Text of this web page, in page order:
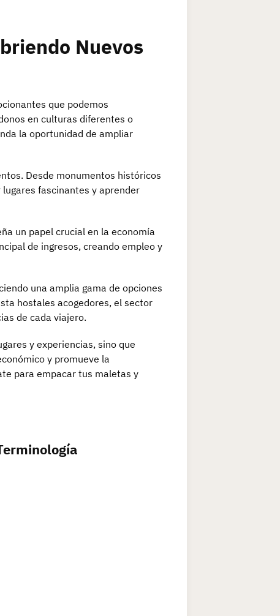
Nuevos
que podemos
en culturas diferentes o
la oportunidad de ampliar
Desde monumentos históricos
fascinantes y aprender
un papel crucial en la economía
de ingresos, creando empleo y
una amplia gama de opciones
hostales acogedores, el sector
de cada viajero.
y experiencias, sino que
y promueve la
para empacar tus maletas y